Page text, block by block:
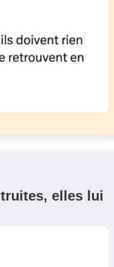
elles lui